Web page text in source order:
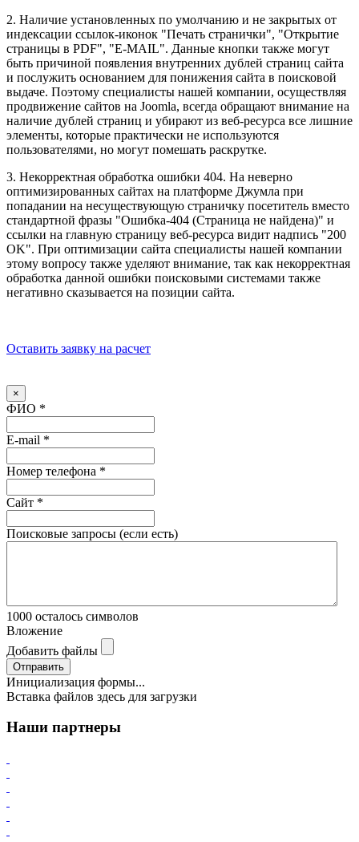
2. Наличие установленных по умолчанию и не закрытых от
индексации ссылок-иконок "Печать странички", "Открытие
страницы в PDF", "E-MAIL". Данные кнопки также могут
быть причиной появления внутренних дублей страниц сайта
и послужить основанием для понижения сайта в поисковой
выдаче. Поэтому специалисты нашей компании, осуществляя
продвижение сайтов на Joomla, всегда обращают внимание на
наличие дублей страниц и убирают из веб-ресурса все лишние
элементы, которые практически не используются
пользователями, но могут помешать раскрутке.
3. Некорректная обработка ошибки 404. На неверно
оптимизированных сайтах на платформе Джумла при
попадании на несуществующую страничку посетитель вместо
стандартной фразы "Ошибка-404 (Страница не найдена)" и
ссылки на главную страницу веб-ресурса видит надпись "200
OK". При оптимизации сайта специалисты нашей компании
этому вопросу также уделяют внимание, так как некорректная
обработка данной ошибки поисковыми системами также
негативно сказывается на позиции сайта.
Оставить заявку на расчет
×
ФИО *
E-mail *
Номер телефона *
Сайт *
Поисковые запросы (если есть)
1000 осталось символов
Вложение
Добавить файлы
Отправить
Инициализация формы...
Вставка файлов здесь для загрузки
Наши партнеры